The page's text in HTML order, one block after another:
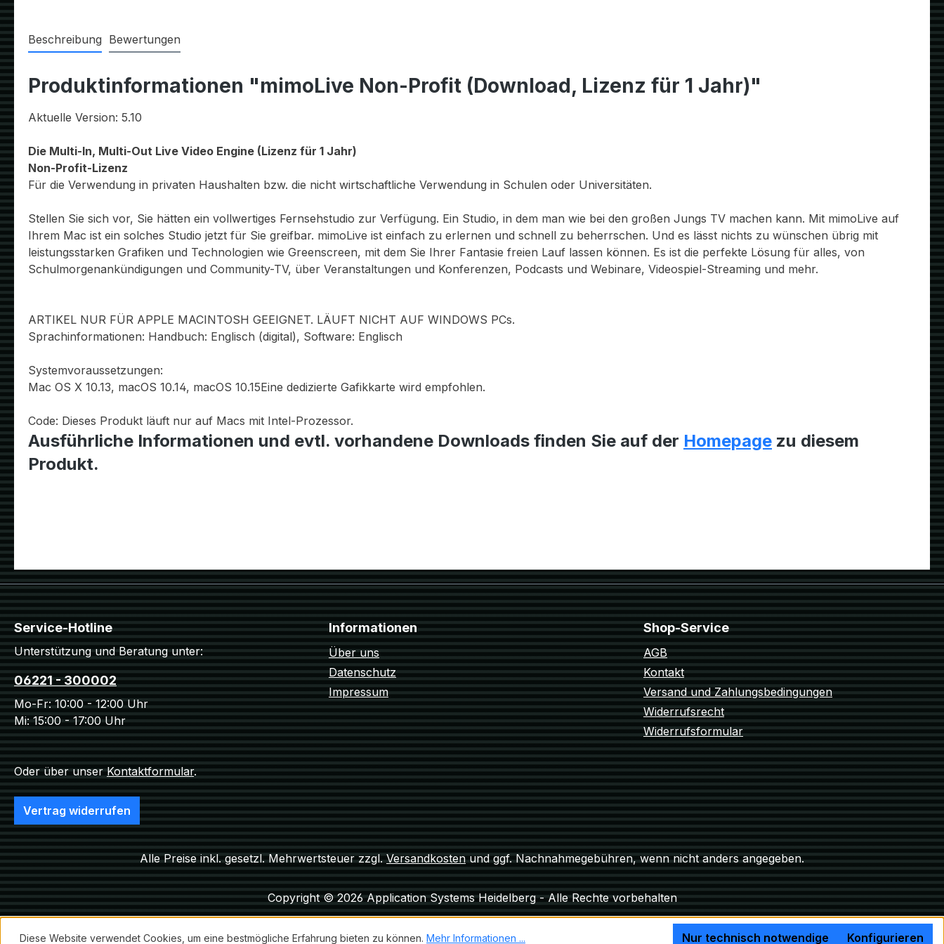
Beschreibung Bewertungen
Produktinformationen "mimoLive Non-Profit (Download, Lizenz für 1 Jahr)"
Aktuelle Version: 5.10
Die Multi-In, Multi-Out Live Video Engine (Lizenz für 1 Jahr)
Non-Profit-Lizenz
Für die Verwendung in privaten Haushalten bzw. die nicht wirtschaftliche Verwendung in Schulen oder Universitäten.
Stellen Sie sich vor, Sie hätten ein vollwertiges Fernsehstudio zur Verfügung. Ein Studio, in dem man wie bei den großen Jungs TV machen kann. Mit mimoLive auf
Ihrem Mac ist ein solches Studio jetzt für Sie greifbar. mimoLive ist einfach zu erlernen und schnell zu beherrschen. Und es lässt nichts zu wünschen übrig mit
leistungsstarken Grafiken und Technologien wie Greenscreen, mit dem Sie Ihrer Fantasie freien Lauf lassen können. Es ist die perfekte Lösung für alles, von
Schulmorgenankündigungen und Community-TV, über Veranstaltungen und Konferenzen, Podcasts und Webinare, Videospiel-Streaming und mehr.
ARTIKEL NUR FÜR APPLE MACINTOSH GEEIGNET. LÄUFT NICHT AUF WINDOWS PCs.
Sprachinformationen: Handbuch: Englisch (digital), Software: Englisch
Systemvoraussetzungen:
Mac OS X 10.13, macOS 10.14, macOS 10.15Eine dedizierte Gafikkarte wird empfohlen.
Code: Dieses Produkt läuft nur auf Macs mit Intel-Prozessor.
Ausführliche Informationen und evtl. vorhandene Downloads finden Sie auf der Homepage zu diesem
Produkt.
Service-Hotline
Unterstützung und Beratung unter:
06221 - 300002
Mo-Fr: 10:00 - 12:00 Uhr
Mi: 15:00 - 17:00 Uhr
Oder über unserKontaktformular.
Vertrag widerrufen
Informationen
Über uns
Datenschutz
Impressum
Shop-Service
AGB
Kontakt
Versand und Zahlungsbedingungen
Widerrufsrecht
Widerrufsformular
Alle Preise inkl. gesetzl. Mehrwertsteuer zzgl.Versandkostenund ggf. Nachnahmegebühren, wenn nicht anders angegeben.
Copyright © 2026 Application Systems Heidelberg - Alle Rechte vorbehalten
Diese Website verwendet Cookies, um eine bestmögliche Erfahrung bieten zu können. Mehr Informationen ... Nur technisch notwendige Konfigurieren